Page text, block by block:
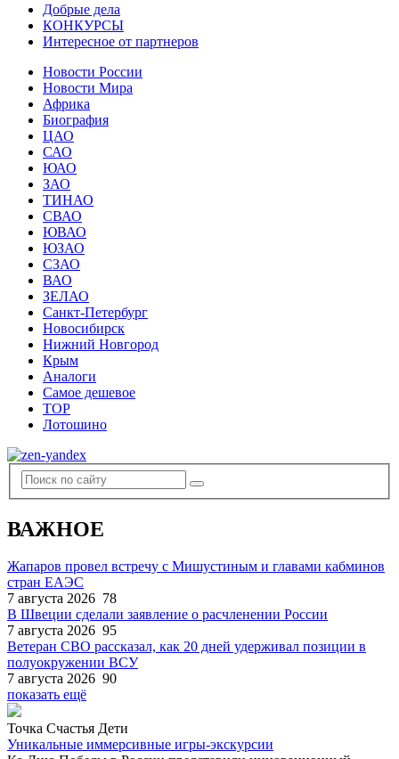
Добрые дела
КОНКУРСЫ
Интересное от партнеров
Новости России
Новости Мира
Африка
Биография
ЦАО
САО
ЮАО
ЗАО
ТИНАО
СВАО
ЮВАО
ЮЗАО
СЗАО
ВАО
ЗЕЛАО
Санкт-Петербург
Новосибирск
Нижний Новгород
Крым
Аналоги
Самое дешевое
TOP
Лотошино
ВАЖНОЕ
Жапаров провел встречу с Мишустиным и главами кабминов
стран ЕАЭС
7 августа 2026 78
В Швеции сделали заявление о расчленении России
7 августа 2026 95
Ветеран СВО рассказал, как 20 дней удерживал позиции в
полуокружении ВСУ
7 августа 2026 90
показать ещё
Точка Счастья Дети
Уникальные иммерсивные игры-экскурсии